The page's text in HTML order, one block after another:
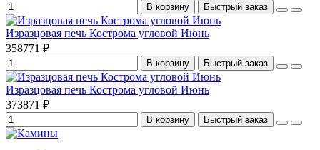
В корзину Быстрый заказ
Изразцовая печь Кострома угловой Июнь
358771 ₽
В корзину Быстрый заказ
Изразцовая печь Кострома угловой Июнь
373871 ₽
В корзину Быстрый заказ